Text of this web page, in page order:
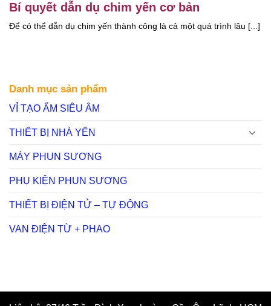
Danh mục sản phẩm
VỈ TẠO ẨM SIÊU ÂM
THIẾT BỊ NHÀ YẾN
MÁY PHUN SƯƠNG
PHỤ KIỆN PHUN SƯƠNG
THIẾT BỊ ĐIỆN TỬ – TỰ ĐỘNG
VAN ĐIỆN TỪ + PHAO
Bí quyết dẫn dụ chim yến cơ bản
Để có thể dẫn dụ chim yến thành công là cả một quá trình lâu [...]